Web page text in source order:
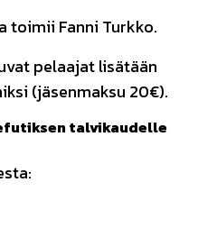
toimii Fanni Turkko.
pelaajat lisätään
(jäsenmaksu 20€).
talvikaudelle